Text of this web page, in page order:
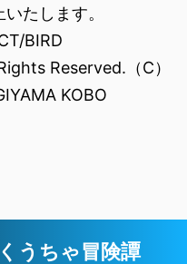
たします。
BIRD
Reserved.（C）
KOBO
うちゃ冒険譚